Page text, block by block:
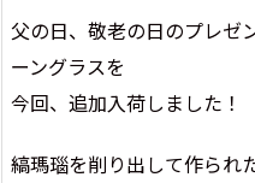
父の日、敬老の日のプレゼ
ーングラスを
今回、追加入荷しました！
縞瑪瑙を削り出して作られ